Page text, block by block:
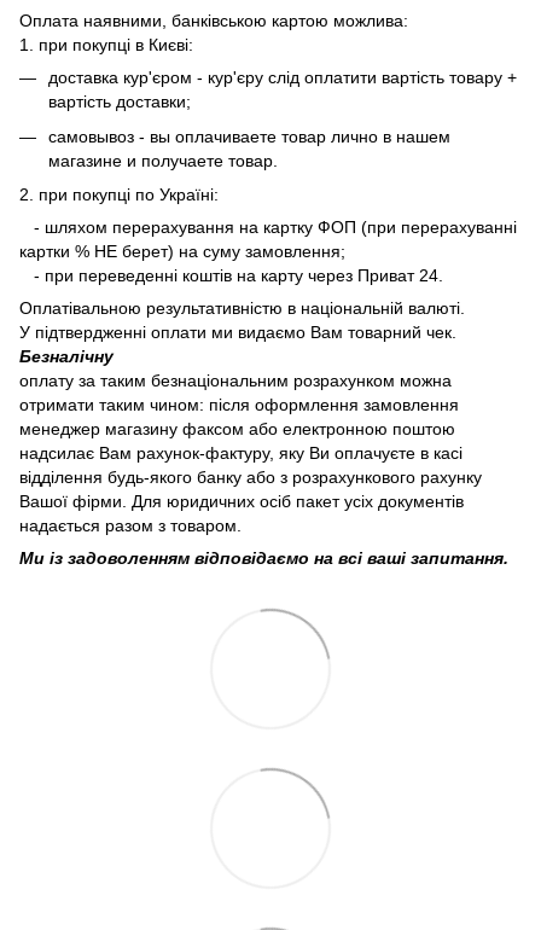
Оплата наявними, банківською картою можлива:
1. при покупці в Києві:
доставка кур'єром - кур'єру слід оплатити вартість товару +
вартість доставки;
самовывоз - вы оплачиваете товар лично в нашем
магазине и получаете товар.
2. при покупці по Україні:
- шляхом перерахування на картку ФОП (при перерахуванні
картки % НЕ берет) на суму замовлення;
- при переведенні коштів на карту через Приват 24.
Оплатівальною результативністю в національній валюті.
У підтвердженні оплати ми видаємо Вам товарний чек.
Безналічну
оплату за таким безнаціональним розрахунком можна
отримати таким чином: після оформлення замовлення
менеджер магазину факсом або електронною поштою
надсилає Вам рахунок-фактуру, яку Ви оплачуєте в касі
відділення будь-якого банку або з розрахункового рахунку
Вашої фірми. Для юридичних осіб пакет усіх документів
надається разом з товаром.
Ми із задоволенням відповідаємо на всі ваші запитання.